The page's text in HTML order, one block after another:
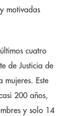
motivadas
cuatro
de Justicia de
mujeres. Este
200 años,
y solo 14